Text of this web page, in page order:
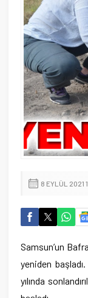
8 EYLÜL 2021
Samsun’un
yeniden
yılında